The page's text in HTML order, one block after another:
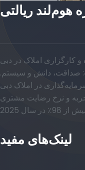
هوم‌لند ریالتی
املاک در دبی
صداقت، دانش و سیستم.
در املاک دبی
و نرخ رضایت مشتری
لینک‌های مفید